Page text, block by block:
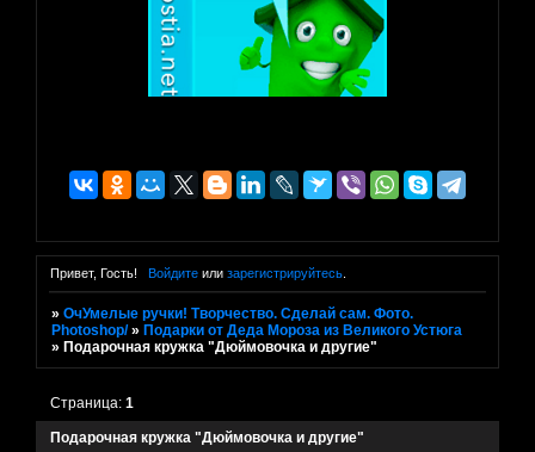
Привет, Гость! Войдитеили зарегистрируйтесь.
»ОчУмелые ручки! Творчество. Сделай сам. Фото.
Photoshop/ » Подарки от Деда Мороза из Великого Устюга
» Подарочная кружка "Дюймовочка и другие"
Подарочная кружка "Дюймовочка и другие"
Страница:1